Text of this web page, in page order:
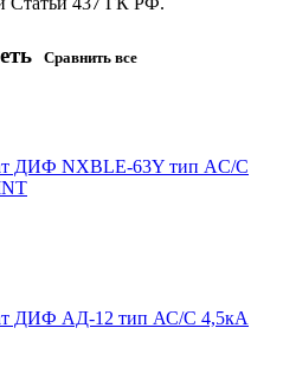
Сравнить все
ДИФ NXBLE-63Y тип AC/С
ДИФ АД-12 тип АС/С 4,5кА